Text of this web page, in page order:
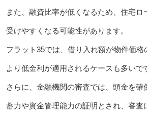
また、融資比率が低くなるため、住宅ロ
受けやすくなる可能性があります。
フラット35では、借り入れ額が物件価格
より低金利が適用されるケースも多いで
さらに、金融機関の審査では、頭金を確
蓄力や資金管理能力の証明とされ、審査